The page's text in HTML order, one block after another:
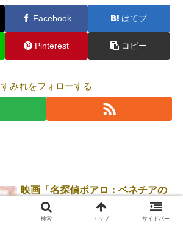
Facebook はてブ
Pinterest コピー
すみれをフォローする
映画「名探偵ポアロ：ベネチアの
亡霊」あらすじ・感想｜今までで
一番好き！ホラー味もあって良き
検索 トップ サイドバー